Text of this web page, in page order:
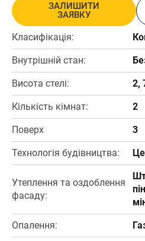
ЗАЛИШИТИ
ЗАЯВКУ
Класифікація:
Внутрішній стан:
Висота стелі: 2,
Кількість кімнат: 2
Поверх 3
Технологія будівництва:
Утеплення та оздоблення
фасаду:
Опалення: